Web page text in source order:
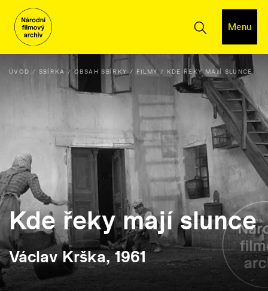
Menu
ÚVOD SBÍRKA OBSAH SBÍRKY FILMY KDE ŘEKY MAJÍ SLUNCE
Kde řeky mají slunce
Václav Krška, 1961